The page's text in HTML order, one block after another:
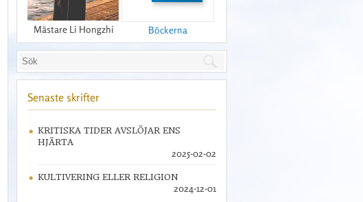
Mästare Li Hongzhi Böckerna
Senaste skrifter
KRITISKA TIDER AVSLÖJAR ENS
HJÄRTA
2025-02-02
KULTIVERING ELLER RELIGION
2024-12-01